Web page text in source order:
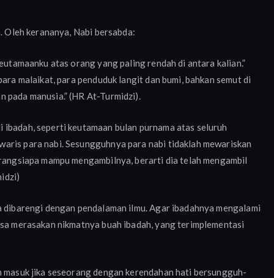
kerananya, Nabi bersabda:
atas orang yang paling rendah di antara kalian.”
malaikat, para penduduk langit dan bumi, bahkan semut di
pada manusia.” (HR At-Turmidzi).
seperti keutamaan bulan purnama atas seluruh
para nabi. Sesungguhnya para nabi tidaklah mewariskan
mampu mengambilnya, berarti dia telah mengambil
dengan pendalaman ilmu. Agar ibadahnya mengalami
merasakan nikmatnya buah ibadah, yang terimplementasi
jika seseorang dengan kerendahan hati bersungguh-